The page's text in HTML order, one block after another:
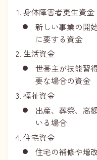
身体障害者更生資金
新しい事業の開
に要する資金
生活資金
世帯主が技能習
要な場合の資金
福祉資金
出産、葬祭、高
いる場合
住宅資金
住宅の補修や増